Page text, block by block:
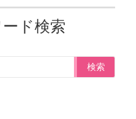
ド検索
検索